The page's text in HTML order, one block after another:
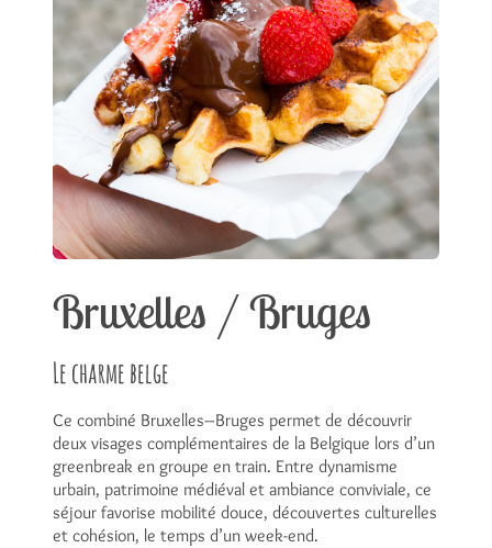
Bruxelles / Bruges
Le charme belge
Ce combiné Bruxelles–Bruges permet de découvrir
deux visages complémentaires de la Belgique lors d’un
greenbreak en groupe en train. Entre dynamisme
urbain, patrimoine médiéval et ambiance conviviale, ce
séjour favorise mobilité douce, découvertes culturelles
et cohésion, le temps d’un week-end.